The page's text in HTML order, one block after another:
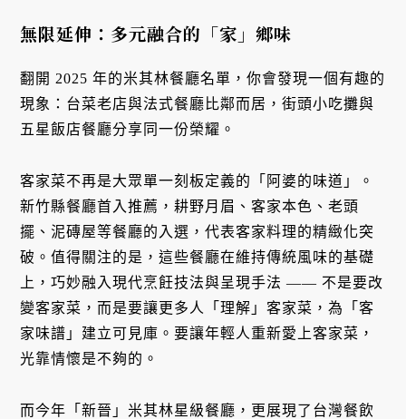
無限延伸： 多元融合的「家」鄉味
翻開 2025 年的米其林餐廳名單，你會發現一個有趣的
現象：台菜老店與法式餐廳比鄰而居，街頭小吃攤與
五星飯店餐廳分享同一份榮耀。
客家菜不再是大眾單一刻板定義的「阿婆的味道」。
新竹縣餐廳首入推薦，耕野月眉、客家本色、老頭
擺、泥磚屋等餐廳的入選，代表客家料理的精緻化突
破。值得關注的是，這些餐廳在維持傳統風味的基礎
上，巧妙融入現代烹飪技法與呈現手法 —— 不是要改
變客家菜，而是要讓更多人「理解」客家菜，為「客
家味譜」建立可見庫。要讓年輕人重新愛上客家菜，
光靠情懷是不夠的。
而今年「新晉」米其林星級餐廳，更展現了台灣餐飲